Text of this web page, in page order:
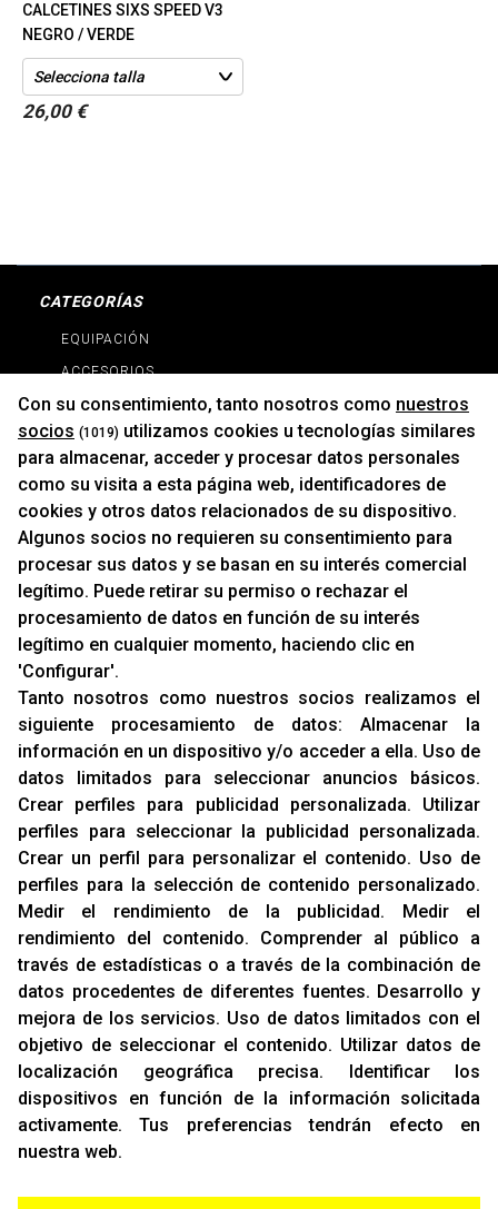
CALCETINES SIXS SPEED V3
NEGRO / VERDE
26,00 €
CATEGORÍAS
EQUIPACIÓN
ACCESORIOS
RECAMBIOS
PROMOCIONES
NOVEDADES
MARCAS
MARCAS
INFORMACIÓN
Contacto
Cambios Y Devoluciones
RACING SUPPORT
Aviso Legal
Sobre Nosotros
Cookies
Política De Privacidad
OFICINAS
C/ Rozabella, 6
CONTACTO
T. (+34)
www.racing-support.com
Con su consentimiento, tanto nosotros como nuestros
socios (1019) utilizamos cookies u tecnologías similares
para almacenar, acceder y procesar datos personales
como su visita a esta página web, identificadores de
cookies y otros datos relacionados de su dispositivo.
Algunos socios no requieren su consentimiento para
procesar sus datos y se basan en su interés comercial
legítimo. Puede retirar su permiso o rechazar el
procesamiento de datos en función de su interés
legítimo en cualquier momento, haciendo clic en
'Configurar'.
Tanto nosotros como nuestros socios realizamos el
siguiente procesamiento de datos: Almacenar la
información en un dispositivo y/o acceder a ella. Uso de
datos limitados para seleccionar anuncios básicos.
Crear perfiles para publicidad personalizada. Utilizar
perfiles para seleccionar la publicidad personalizada.
Crear un perfil para personalizar el contenido. Uso de
perfiles para la selección de contenido personalizado.
Medir el rendimiento de la publicidad. Medir el
rendimiento del contenido. Comprender al público a
través de estadísticas o a través de la combinación de
datos procedentes de diferentes fuentes. Desarrollo y
mejora de los servicios. Uso de datos limitados con el
objetivo de seleccionar el contenido. Utilizar datos de
localización geográfica precisa. Identificar los
dispositivos en función de la información solicitada
activamente.Tus preferencias tendrán efecto en
nuestra web.